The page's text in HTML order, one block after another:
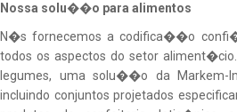
Nossa solu��o para alimentos
N�s fornecemos a codifica��o
todos os aspectos do setor
legumes, uma solu��o da
incluindo conjuntos projetados